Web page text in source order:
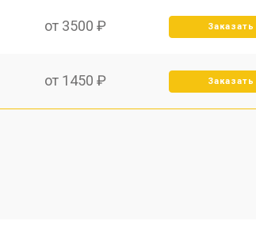
от 3500 ₽ Заказать
от 1450 ₽ Заказать